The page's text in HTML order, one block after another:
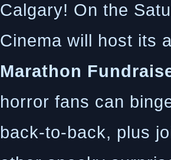
Calgary! On the
Cinema will host its
Marathon
horror fans can
back-to-back, plus